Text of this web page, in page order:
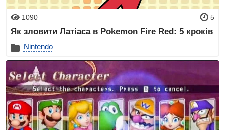
1090 5
Як зловити Латіаса в Pokemon Fire Red: 5 кроків
Nintendo